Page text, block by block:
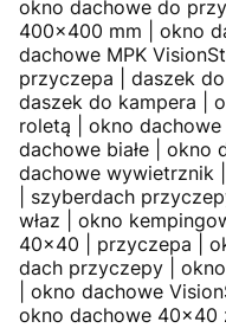
okno dachowe do
400x400 mm | okno
dachowe MPK
przyczepa | daszek
daszek do kampera |
roletą | okno
dachowe białe | okno
dachowe wywietrznik
| szyberdach
właz | okno
40x40 | przyczepa |
dach przyczepy |
| okno dachowe
okno dachowe 40x40